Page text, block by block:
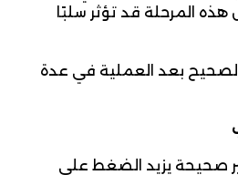
المرحلة قد تؤثر سلبًا
بعد العملية في عدة
صحيحة يزيد الضغط على